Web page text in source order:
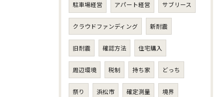
駐車場経営 アパート経営 サブリース
クラウドファンディング 新耐震
旧耐震 確認方法 住宅購入
周辺環境 税制 持ち家 どっち
祭り 浜松市 確定測量 境界